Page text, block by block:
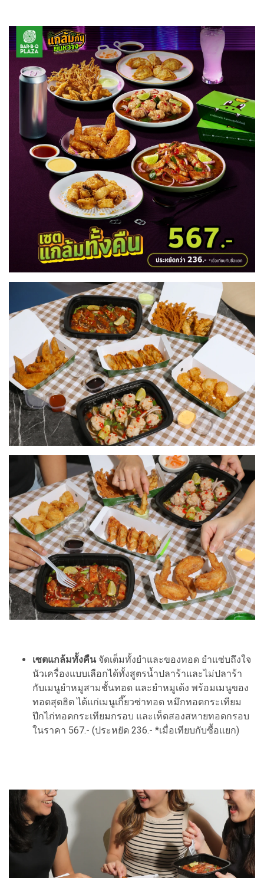
เซตแกล้มทั้งคืนจัดเต็มทั้งยำและของทอด ยำแซ่บถึงใจ
นัวเครื่องแบบเลือกได้ทั้งสูตรน้ำปลาร้าและไม่ปลาร้า
กับเมนูยำหมูสามชั้นทอด และยำหมูเด้ง พร้อมเมนูของ
ทอดสุดฮิต ได้แก่เมนูเกี๊ยวซ่าทอด หมึกทอดกระเทียม
ปีกไก่ทอดกระเทียมกรอบ และเห็ดสองสหายทอดกรอบ
ในราคา 567.- (ประหยัด 236.- *เมื่อเทียบกับซื้อแยก)